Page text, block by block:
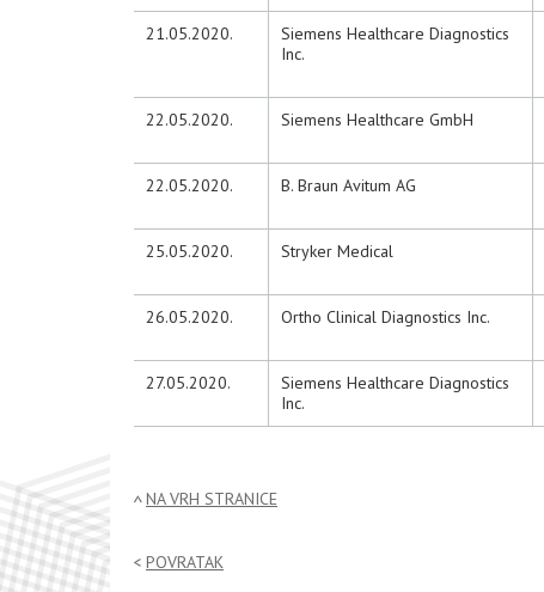
21.05.2020.
Siemens Healthcare Diagnostics
Inc.
22.05.2020. Siemens Healthcare GmbH
22.05.2020. B. Braun Avitum AG
25.05.2020. Stryker Medical
26.05.2020. Ortho Clinical Diagnostics Inc.
27.05.2020.
Siemens Healthcare Diagnostics
Inc.
NA VRH STRANICE
POVRATAK